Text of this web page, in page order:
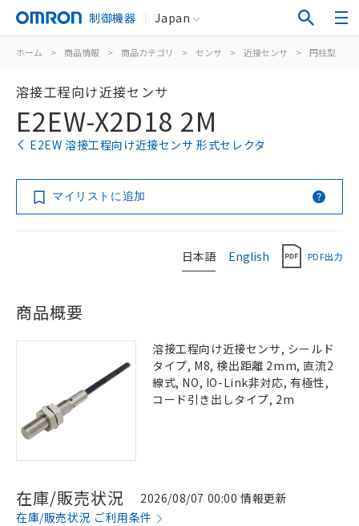
制御機器 Japan
ホーム > 商品情報 > 商品カテゴリ > センサ > 近接センサ > 円柱型
溶接工程向け近接センサ
E2EW-X2D18 2M
E2EW 溶接工程向け近接センサ 形式セレクタ
マイリストに追加
日本語 English PDF出力
商品概要
溶接工程向け近接センサ, シールド
タイプ, M8, 検出距離 2mm, 直流2
線式, NO, IO-Link非対応, 有極性,
コード引き出しタイプ, 2m
在庫/販売状況
2026/08/07 00:00 情報更新
在庫/販売状況 ご利用条件